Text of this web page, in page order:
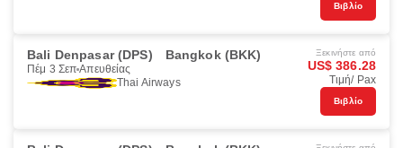
Βιβλίο
Bali Denpasar (DPS) Bangkok (BKK)
Πέμ 3 Σεπ Απευθείας
Thai Airways
Ξεκινήστε από
US$ 386.28
Τιμή/ Pax
Βιβλίο